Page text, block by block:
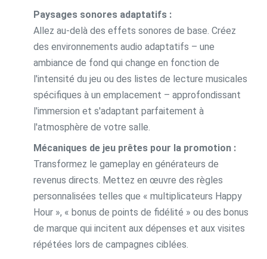
Paysages sonores adaptatifs :
Allez au-delà des effets sonores de base. Créez
des environnements audio adaptatifs – une
ambiance de fond qui change en fonction de
l'intensité du jeu ou des listes de lecture musicales
spécifiques à un emplacement – ​​approfondissant
l'immersion et s'adaptant parfaitement à
l'atmosphère de votre salle.
Mécaniques de jeu prêtes pour la promotion :
Transformez le gameplay en générateurs de
revenus directs. Mettez en œuvre des règles
personnalisées telles que « multiplicateurs Happy
Hour », « bonus de points de fidélité » ou des bonus
de marque qui incitent aux dépenses et aux visites
répétées lors de campagnes ciblées.